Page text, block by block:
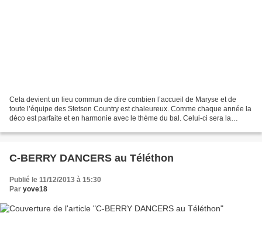
Cela devient un lieu commun de dire combien l’accueil de Maryse et de
toute l’équipe des Stetson Country est chaleureux. Comme chaque année la
déco est parfaite et en harmonie avec le thème du bal. Celui-ci sera la
C-BERRY DANCERS au Téléthon
Publié le 11/12/2013 à 15:30
Par yove18